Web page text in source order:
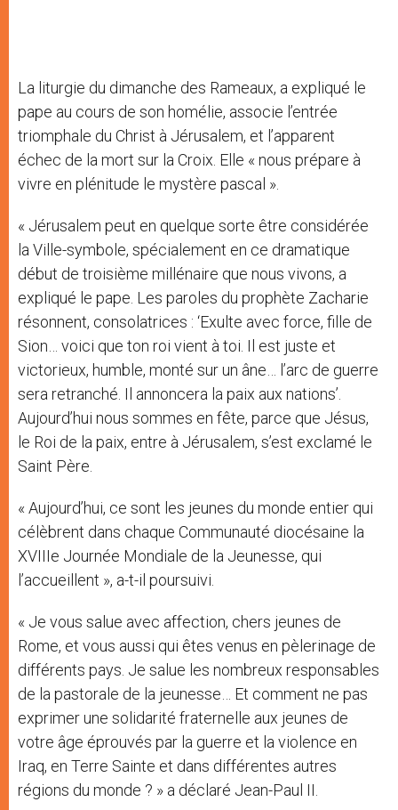
La liturgie du dimanche des Rameaux, a expliqué le
pape au cours de son homélie, associe l’entrée
triomphale du Christ à Jérusalem, et l’apparent
échec de la mort sur la Croix. Elle « nous prépare à
vivre en plénitude le mystère pascal ».
« Jérusalem peut en quelque sorte être considérée
la Ville-symbole, spécialement en ce dramatique
début de troisième millénaire que nous vivons, a
expliqué le pape. Les paroles du prophète Zacharie
résonnent, consolatrices : ‘Exulte avec force, fille de
Sion… voici que ton roi vient à toi. Il est juste et
victorieux, humble, monté sur un âne… l’arc de guerre
sera retranché. Il annoncera la paix aux nations’.
Aujourd’hui nous sommes en fête, parce que Jésus,
le Roi de la paix, entre à Jérusalem, s’est exclamé le
Saint Père.
« Aujourd’hui, ce sont les jeunes du monde entier qui
célèbrent dans chaque Communauté diocésaine la
XVIIIe Journée Mondiale de la Jeunesse, qui
l’accueillent », a-t-il poursuivi.
« Je vous salue avec affection, chers jeunes de
Rome, et vous aussi qui êtes venus en pèlerinage de
différents pays. Je salue les nombreux responsables
de la pastorale de la jeunesse… Et comment ne pas
exprimer une solidarité fraternelle aux jeunes de
votre âge éprouvés par la guerre et la violence en
Iraq, en Terre Sainte et dans différentes autres
régions du monde ? » a déclaré Jean-Paul II.